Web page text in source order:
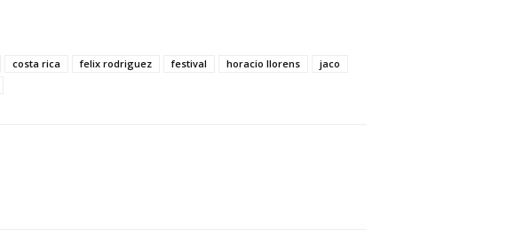
costa rica felix rodriguez festival horacio llorens
jaco